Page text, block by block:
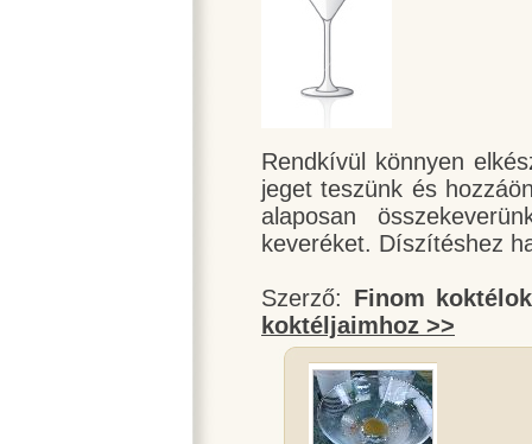
Rendkívül könnyen
jeget teszünk és
alaposan
keveréket. Díszítéshez
Szerző: Finom koktélok
koktéljaimhoz >>